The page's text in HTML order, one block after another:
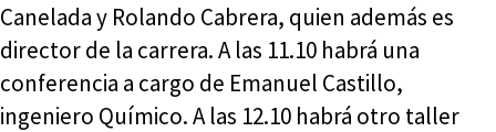
Canelada y Rolando Cabrera, quien además es
director de la carrera. A las 11.10 habrá una
conferencia a cargo de Emanuel Castillo,
ingeniero Químico. A las 12.10 habrá otro taller